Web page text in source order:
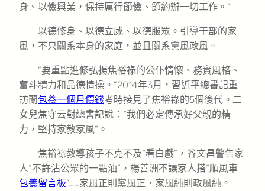
身、以儉興業，保持厲行節儉、節約辦一切工作。”
以德修身、以德立威、以德服眾。引導干部的家
風，不只關系本身的家庭，並且關系黨風政風。
“要重點進修弘揚焦裕祿的公仆情懷、務實風格、
奮斗精力和品德情操。”2014年3月，習近平總書記重
訪蘭包養一個月價錢考時接見了焦裕祿的5個後代。二
女兒焦守云對總書記說：“我們必定傳承好父親的精
力，堅持家教家風”。
焦裕祿教導孩子不克不及“看白戲”，谷文昌警告家
人“不許沾公眾的一點油”，楊善洲不讓家人搭“順風車
包養留言板”……家風正則黨風正，家風純則政風純。